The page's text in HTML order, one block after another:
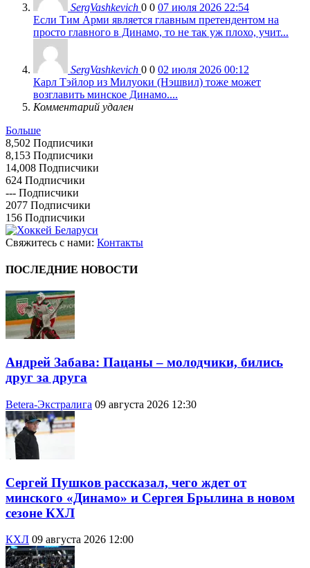
SergVashkevich 0 0 07 июля 2026 22:54
Если Тим Арми является главным претендентом на
просто главного в Динамо, то не так уж плохо, учит...
SergVashkevich 0 0 02 июля 2026 00:12
Карл Тэйлор из Милуоки (Нэшвил) тоже может
возглавить минское Динамо....
Комментарий удален
Больше
8,502 Подписчики
8,153 Подписчики
14,008 Подписчики
624 Подписчики
--- Подписчики
2077 Подписчики
156 Подписчики
Свяжитесь с нами: Контакты
ПОСЛЕДНИЕ НОВОСТИ
Андрей Забава: Пацаны – молодчики, бились
друг за друга
Betera-Экстралига 09 августа 2026 12:30
Сергей Пушков рассказал, чего ждет от
минского «Динамо» и Сергея Брылина в новом
сезоне КХЛ
КХЛ 09 августа 2026 12:00